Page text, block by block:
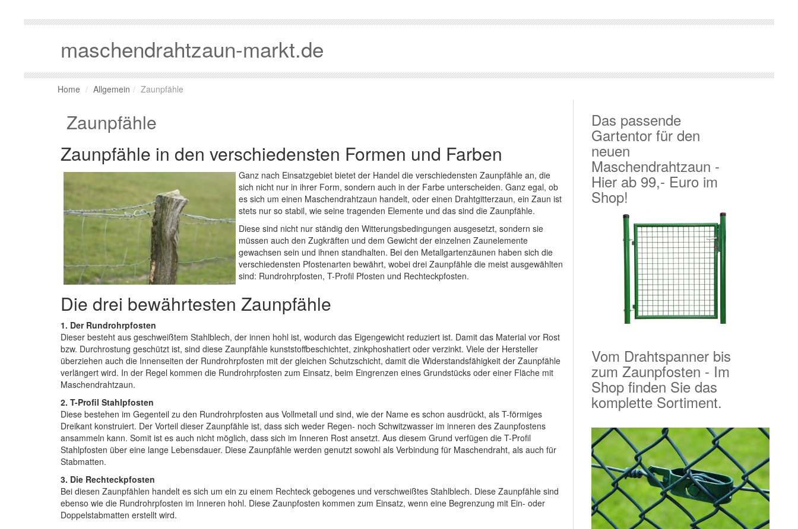
maschendrahtzaun-markt.de
Home Allgemein Zaunpfähle
Zaunpfähle
Zaunpfähle in den verschiedensten Formen und Farben
Ganz nach Einsatzgebiet bietet der Handel die verschiedensten Zaunpfähle an, die
sich nicht nur in ihrer Form, sondern auch in der Farbe unterscheiden. Ganz egal, ob
es sich um einen Maschendrahtzaun handelt, oder einen Drahtgitterzaun, ein Zaun ist
stets nur so stabil, wie seine tragenden Elemente und das sind die Zaunpfähle.
Diese sind nicht nur ständig den Witterungsbedingungen ausgesetzt, sondern sie
müssen auch den Zugkräften und dem Gewicht der einzelnen Zaunelemente
gewachsen sein und ihnen standhalten. Bei den Metallgartenzäunen haben sich die
verschiedensten Pfostenarten bewährt, wobei drei Zaunpfähle die meist ausgewählten
sind: Rundrohrpfosten, T-Profil Pfosten und Rechteckpfosten.
Die drei bewährtesten Zaunpfähle
1. Der Rundrohrpfosten
Dieser besteht aus geschweißtem Stahlblech, der innen hohl ist, wodurch das Eigengewicht reduziert ist. Damit das Material vor Rost
bzw. Durchrostung geschützt ist, sind diese Zaunpfähle kunststoffbeschichtet, zinkphoshatiert oder verzinkt. Viele der Hersteller
überziehen auch die Innenseiten der Rundrohrpfosten mit der gleichen Schutzschicht, damit die Widerstandsfähigkeit der Zaunpfähle
verlängert wird. In der Regel kommen die Rundrohrpfosten zum Einsatz, beim Eingrenzen eines Grundstücks oder einer Fläche mit
Maschendrahtzaun.
2. T-Profil Stahlpfosten
Diese bestehen im Gegenteil zu den Rundrohrpfosten aus Vollmetall und sind, wie der Name es schon ausdrückt, als T-förmiges
Dreikant konstruiert. Der Vorteil dieser Zaunpfähle ist, dass sich weder Regen- noch Schwitzwasser im inneren des Zaunpfostens
ansammeln kann. Somit ist es auch nicht möglich, dass sich im Inneren Rost ansetzt. Aus diesem Grund verfügen die T-Profil
Stahlpfosten über eine lange Lebensdauer. Diese Zaunpfähle werden genutzt sowohl als Verbindung für Maschendraht, als auch für
Stabmatten.
3. Die Rechteckpfosten
Bei diesen Zaunpfählen handelt es sich um ein zu einem Rechteck gebogenes und verschweißtes Stahlblech. Diese Zaunpfähle sind
ebenso wie die Rundrohrpfosten im Inneren hohl. Diese Zaunpfosten kommen zum Einsatz, wenn eine Begrenzung mit Ein- oder
Doppelstabmatten erstellt wird.
Das passende
Gartentor für den
neuen
Maschendrahtzaun -
Hier ab 99,- Euro im
Shop!
Vom Drahtspanner bis
zum Zaunpfosten - Im
Shop finden Sie das
komplette Sortiment.